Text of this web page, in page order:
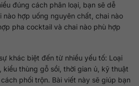
đúng cách phân loại, bạn sẽ dễ
nào hợp uống nguyên chất, chai nào
pha cocktail và chai nào phù hợp
sự khác biệt đến từ nhiều yếu tố: Loại
kiểu thùng gỗ sồi, thời gian ủ, kỹ thuật
phối trộn. Bài viết này sẽ giúp bạn